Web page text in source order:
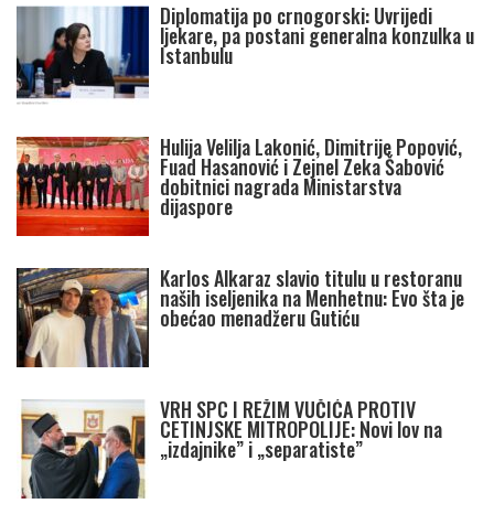
Diplomatija po crnogorski: Uvrijedi
ljekare, pa postani generalna konzulka u
Istanbulu
Hulija Velilja Lakonić, Dimitrije Popović,
Fuad Hasanović i Zejnel Zeka Šabović
dobitnici nagrada Ministarstva
dijaspore
Karlos Alkaraz slavio titulu u restoranu
naših iseljenika na Menhetnu: Evo šta je
obećao menadžeru Gutiću
VRH SPC I REŽIM VUČIĆA PROTIV
CETINJSKE MITROPOLIJE: Novi lov na
„izdajnike” i „separatiste”